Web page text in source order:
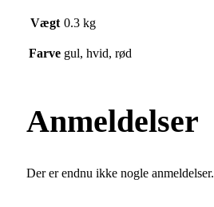
Vægt 0.3 kg
Farve gul, hvid, rød
Anmeldelser
Der er endnu ikke nogle anmeldelser.